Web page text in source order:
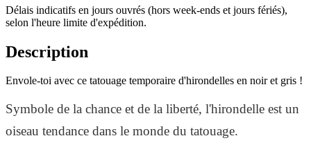
Délais indicatifs en jours ouvrés (hors week-ends et jours fériés),
selon l'heure limite d'expédition.
Description
Envole-toi avec ce tatouage temporaire d'hirondelles en noir et gris !
Symbole de la chance et de la liberté, l'hirondelle est un
oiseau tendance dans le monde du tatouage.